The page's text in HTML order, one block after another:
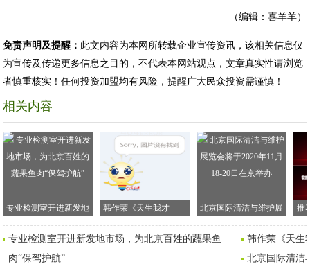
（编辑：喜羊羊）
免责声明及提醒： 此文内容为本网所转载企业宣传资讯，该相关信息仅
为宣传及传递更多信息之目的，不代表本网站观点，文章真实性请浏览
者慎重核实！任何投资加盟均有风险，提醒广大民众投资需谨慎！
相关内容
专业检测室开进新发地
市场，为北京百姓的蔬
果鱼肉“保驾护航”
韩作荣《天生我才——
李白传》新书发布会在
京举行
北京国际清洁与维护展
览会将于2020年11月18-
20日在京举办
推
专业检测室开进新发地市场，为北京百姓的蔬果鱼
肉“保驾护航”
韩作荣《天
北京国际清洁